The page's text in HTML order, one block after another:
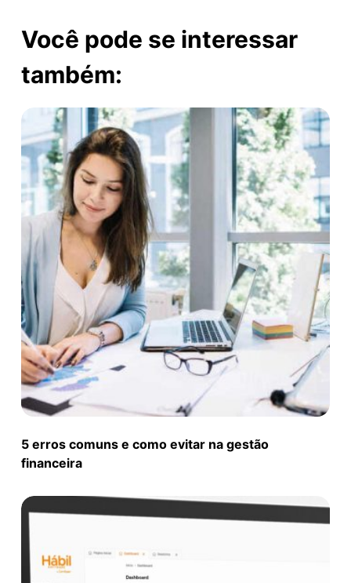
Você pode se interessar
também:
5 erros comuns e como evitar na gestão
financeira